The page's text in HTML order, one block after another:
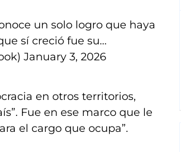
un solo logro que haya
sí creció fue su…
January 3, 2026
en otros territorios,
Fue en ese marco que le
el cargo que ocupa”.